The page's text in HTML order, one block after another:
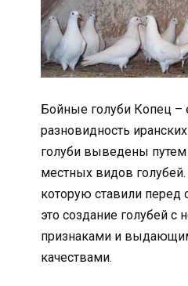
Бойные голуби Копец –
разновидность
голуби выведены
местных видов голубей.
которую ставили перед
это создание голубей
признаками и
качествами.